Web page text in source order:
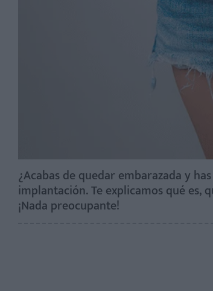
¿Acabas de quedar embarazada y
implantación. Te explicamos qué es,
¡Nada preocupante!